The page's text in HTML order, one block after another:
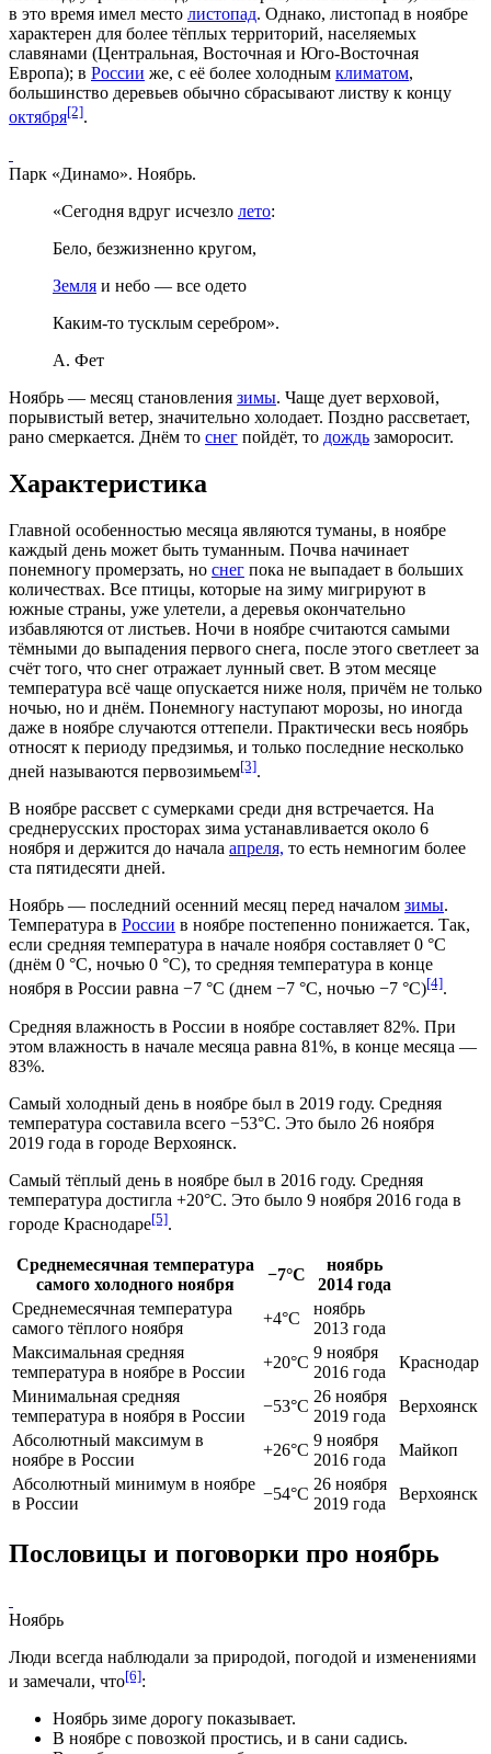
в это время имел место листопад. Однако, листопад в ноябре
характерен для более тёплых территорий, населяемых
славянами (Центральная, Восточная и Юго-Восточная
Европа); в России же, с её более холодным климатом,
большинство деревьев обычно сбрасывают листву к концу
октября[2].
Парк «Динамо». Ноябрь.
«Сегодня вдруг исчезло лето:
Бело, безжизненно кругом,
Земля и небо — все одето
Каким-то тусклым серебром».
А. Фет
Ноябрь — месяц становления зимы. Чаще дует верховой,
порывистый ветер, значительно холодает. Поздно рассветает,
рано смеркается. Днём то снег пойдёт, то дождь заморосит.
Характеристика
Главной особенностью месяца являются туманы, в ноябре
каждый день может быть туманным. Почва начинает
понемногу промерзать, но снег пока не выпадает в больших
количествах. Все птицы, которые на зиму мигрируют в
южные страны, уже улетели, а деревья окончательно
избавляются от листьев. Ночи в ноябре считаются самыми
тёмными до выпадения первого снега, после этого светлеет за
счёт того, что снег отражает лунный свет. В этом месяце
температура всё чаще опускается ниже ноля, причём не только
ночью, но и днём. Понемногу наступают морозы, но иногда
даже в ноябре случаются оттепели. Практически весь ноябрь
относят к периоду предзимья, и только последние несколько
дней называются первозимьем[3].
В ноябре рассвет с сумерками среди дня встречается. На
среднерусских просторах зима устанавливается около 6
ноября и держится до начала апреля, то есть немногим более
ста пятидесяти дней.
Ноябрь — последний осенний месяц перед началом зимы.
Температура в России в ноябре постепенно понижается. Так,
если средняя температура в начале ноября составляет 0 °C
(днём 0 °C, ночью 0 °C), то средняя температура в конце
ноября в России равна −7 °C (днем −7 °C, ночью −7 °C)[4].
Средняя влажность в России в ноябре составляет 82%. При
этом влажность в начале месяца равна 81%, в конце месяца —
83%.
Самый холодный день в ноябре был в 2019 году. Средняя
температура составила всего −53°С. Это было 26 ноября
2019 года в городе Верхоянск.
Самый тёплый день в ноябре был в 2016 году. Средняя
температура достигла +20°С. Это было 9 ноября 2016 года в
городе Краснодаре[5].
Среднемесячная температура
самого холодного ноября
−7°С
ноябрь
2014 года
Среднемесячная температура
самого тёплого ноября
+4°С
ноябрь
2013 года
Максимальная средняя
температура в ноябре в России
+20°С
9 ноября
2016 года
Краснодар
Минимальная средняя
температура в ноября в России
−53°С
26 ноября
2019 года
Верхоянск
Абсолютный максимум в
ноябре в России
+26°С
9 ноября
2016 года
Майкоп
Абсолютный минимум в ноябре
в России
−54°С
26 ноября
2019 года
Верхоянск
Пословицы и поговорки про ноябрь
Ноябрь
Люди всегда наблюдали за природой, погодой и изменениями
и замечали, что[6]:
Ноябрь зиме дорогу показывает.
В ноябре с повозкой простись, и в сани садись.